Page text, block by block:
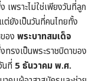
พราะไม่ใช่เพียงวันที่ลูก
ยังเป็นวันที่คนไทยทั้ง
อง พระบาทสมเด็จ
ทรงเป็นพระราชบิดาของ
นที่ 5 ธันวาคม พ.ศ.